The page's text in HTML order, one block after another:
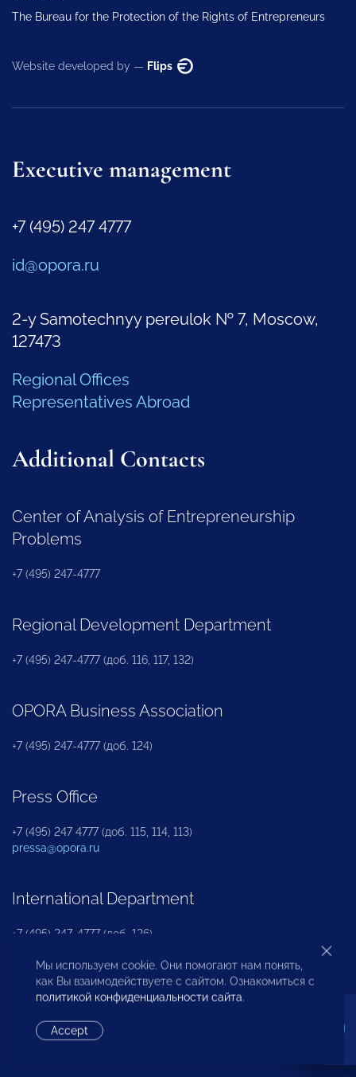
The Bureau for the Protection of the Rights of Entrepreneurs
Website developed by — Flips
Executive management
+7 (495) 247 4777
id@opora.ru
2-y Samotechnyy pereulok № 7, Moscow,
127473
Regional Offices
Representatives Abroad
Additional Contacts
Center of Analysis of Entrepreneurship
Problems
+7 (495) 247-4777
Regional Development Department
+7 (495) 247-4777 (доб. 116, 117, 132)
OPORA Business Association
+7 (495) 247-4777 (доб. 124)
Press Office
+7 (495) 247 4777 (доб. 115, 114, 113)
pressa@opora.ru
International Department
+7 (495) 247-4777 (доб. 126)
Business and Investment Rights Protection
Department
+7 (495) 247-4777 (доб. 112)
Мы используем cookie. Они помогают нам понять,
как Вы взаимодействуете с сайтом. Ознакомиться с
политикой конфиденциальности сайта.
Accept